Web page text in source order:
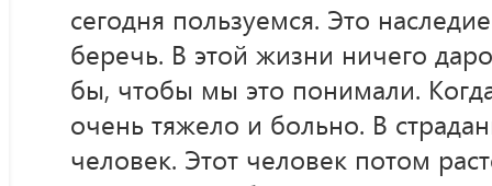
сегодня пользуемся. Это
беречь. В этой жизни ничего
бы, чтобы мы это понимали.
очень тяжело и больно. В
человек. Этот человек потом